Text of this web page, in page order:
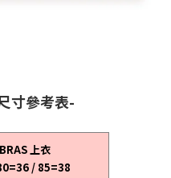
寸參考表-
上衣
/ 85=38